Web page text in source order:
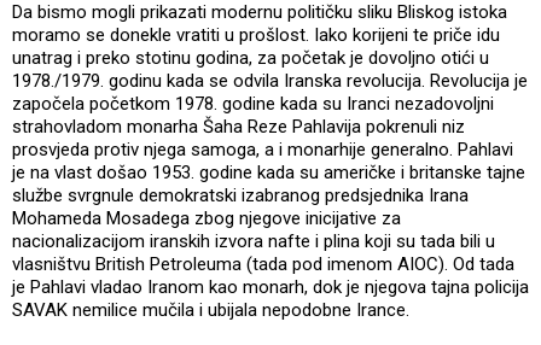
Da bismo mogli prikazati modernu političku sliku Bliskog istoka
moramo se donekle vratiti u prošlost. Iako korijeni te priče idu
unatrag i preko stotinu godina, za početak je dovoljno otići u
1978./1979. godinu kada se odvila Iranska revolucija. Revolucija je
započela početkom 1978. godine kada su Iranci nezadovoljni
strahovladom monarha Šaha Reze Pahlavija pokrenuli niz
prosvjeda protiv njega samoga, a i monarhije generalno. Pahlavi
je na vlast došao 1953. godine kada su američke i britanske tajne
službe svrgnule demokratski izabranog predsjednika Irana
Mohameda Mosadega zbog njegove inicijative za
nacionalizacijom iranskih izvora nafte i plina koji su tada bili u
vlasništvu British Petroleuma (tada pod imenom AIOC). Od tada
je Pahlavi vladao Iranom kao monarh, dok je njegova tajna policija
SAVAK nemilice mučila i ubijala nepodobne Irance.